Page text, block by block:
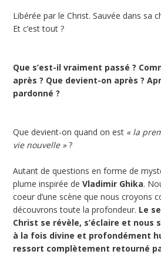
Libérée par le Christ. Sauvée dans sa
Et c’est tout ?
Que s’est-il vraiment passé ?
après ? Que devient-on après ?
pardonné ?
Que devient-on quand on est « la
vie nouvelle »?
Autant de questions en forme de
plume inspirée de Vladimir Ghika.
coeur d’une scène que nous croyons
découvrons toute la profondeur. Le
Christ se révèle, s’éclaire et nous
à la fois divine et profondément
ressort complètement retourné